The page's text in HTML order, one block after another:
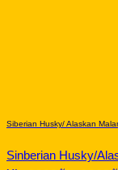
Siberian Husky/ Alaskan
Sinberian Husky/